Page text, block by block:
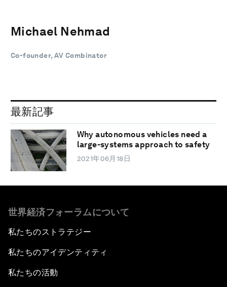
Michael Nehmad
Co-founder, AV Combinator
最新記事
Why autonomous vehicles need a
large-systems approach to safety
2021年06月18日
世界経済フォーラムについて
私たちのストラテジー
私たちのアイデンティティ
私たちの活動